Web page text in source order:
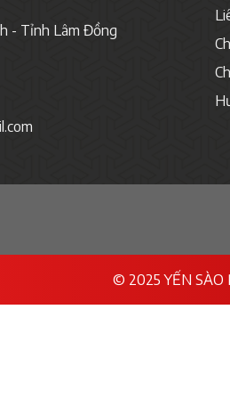
- Tỉnh Lâm Đồng
© 2025 YẾN SÀO